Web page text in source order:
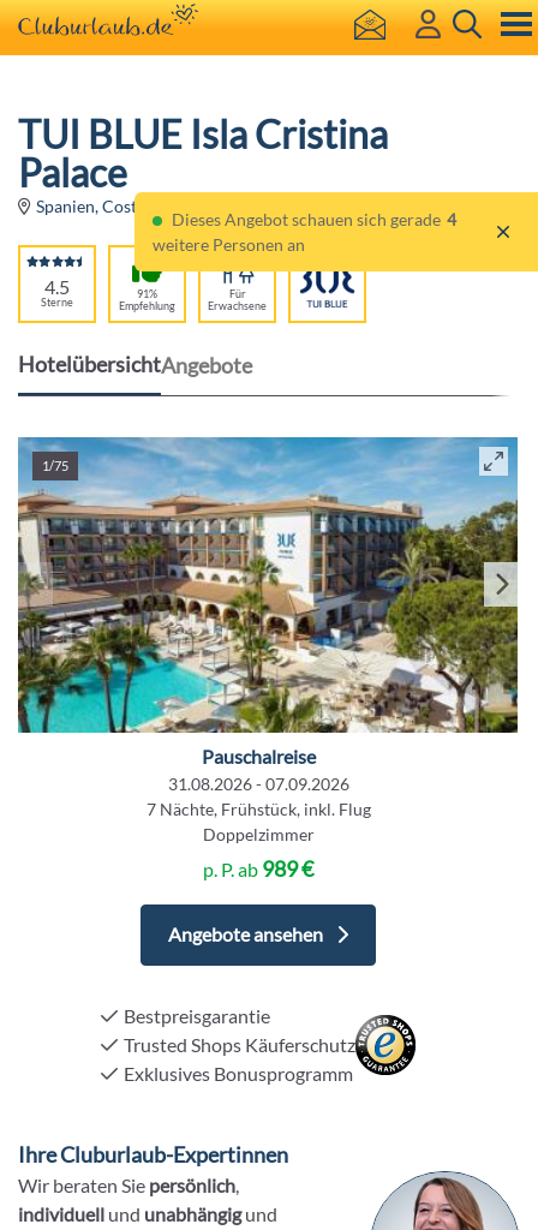
TUI BLUE Isla Cristina
Palace
Spanien, Costa de la Luz
4.5
Sterne
91%
Empfehlung
Für
Erwachsene
HotelübersichtAngebote
1/75
Pauschalreise
31.08.2026 - 07.09.2026
7 Nächte, Frühstück, inkl. Flug
Doppelzimmer
p. P. ab 989 €
Angebote ansehen
Bestpreisgarantie
Trusted Shops Käuferschutz
Exklusives Bonusprogramm
Ihre Cluburlaub-Expertinnen
Wir beraten Sie persönlich,
individuell und unabhängigund
Dieses Angebot schauen sich gerade 4
weitere Personen an